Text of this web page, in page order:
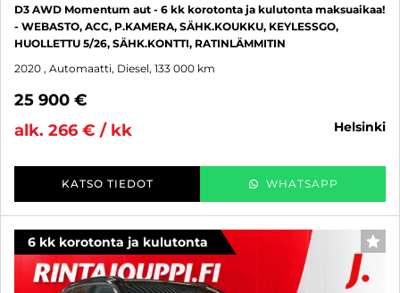
D3 AWD Momentum aut - 6 kk korotonta ja kulutonta maksuaikaa!
- WEBASTO, ACC, P.KAMERA, SÄHK.KOUKKU, KEYLESSGO,
HUOLLETTU 5/26, SÄHK.KONTTI, RATINLÄMMITIN
2020 , Automaatti, Diesel, 133 000 km
25 900 €
alk. 266 € / kk
helsinki
KATSO TIEDOT WHATSAPP
6 kk korotonta ja kulutonta